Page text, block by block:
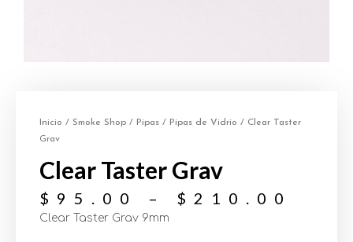
Inicio / Smoke Shop / Pipas / Pipas de Vidrio / Clear Taster
Grav
Clear Taster Grav
$ 95.00 – $ 210.00
Clear Taster Grav 9mm